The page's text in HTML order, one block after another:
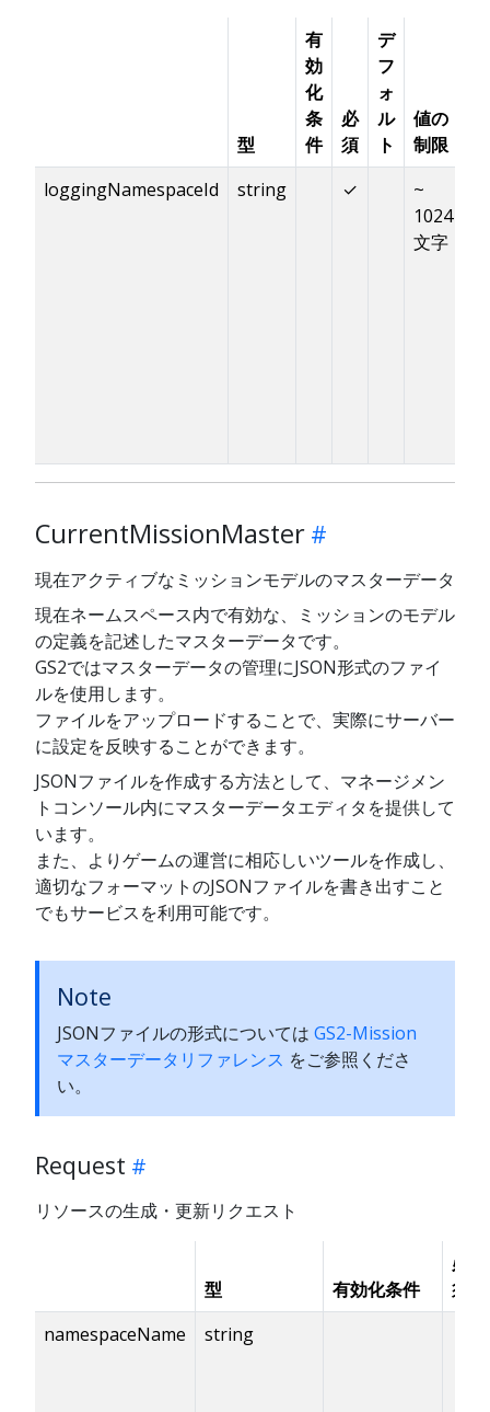
型
有
効
化
条
件
必
須
デ
フ
ォ
ル
ト
値の
制限
loggingNamespaceId
string ✓
~
1024
文字
CurrentMissionMaster
現在アクティブなミッションモデルのマスターデータ
現在ネームスペース内で有効な、ミッションのモデル
の定義を記述したマスターデータです。
GS2ではマスターデータの管理にJSON形式のファイ
ルを使用します。
ファイルをアップロードすることで、実際にサーバー
に設定を反映することができます。
JSONファイルを作成する方法として、マネージメン
トコンソール内にマスターデータエディタを提供して
います。
また、よりゲームの運営に相応しいツールを作成し、
適切なフォーマットのJSONファイルを書き出すこと
でもサービスを利用可能です。
Note
JSONファイルの形式については GS2-Mission
マスターデータリファレンス をご参照くださ
い。
Request
リソースの生成・更新リクエスト
型 有効化条件
必
須
namespaceName
string